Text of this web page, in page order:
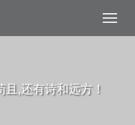
,还有诗和远方！